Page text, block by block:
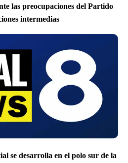
las preocupaciones del Partido
intermedias
se desarrolla en el polo sur de la